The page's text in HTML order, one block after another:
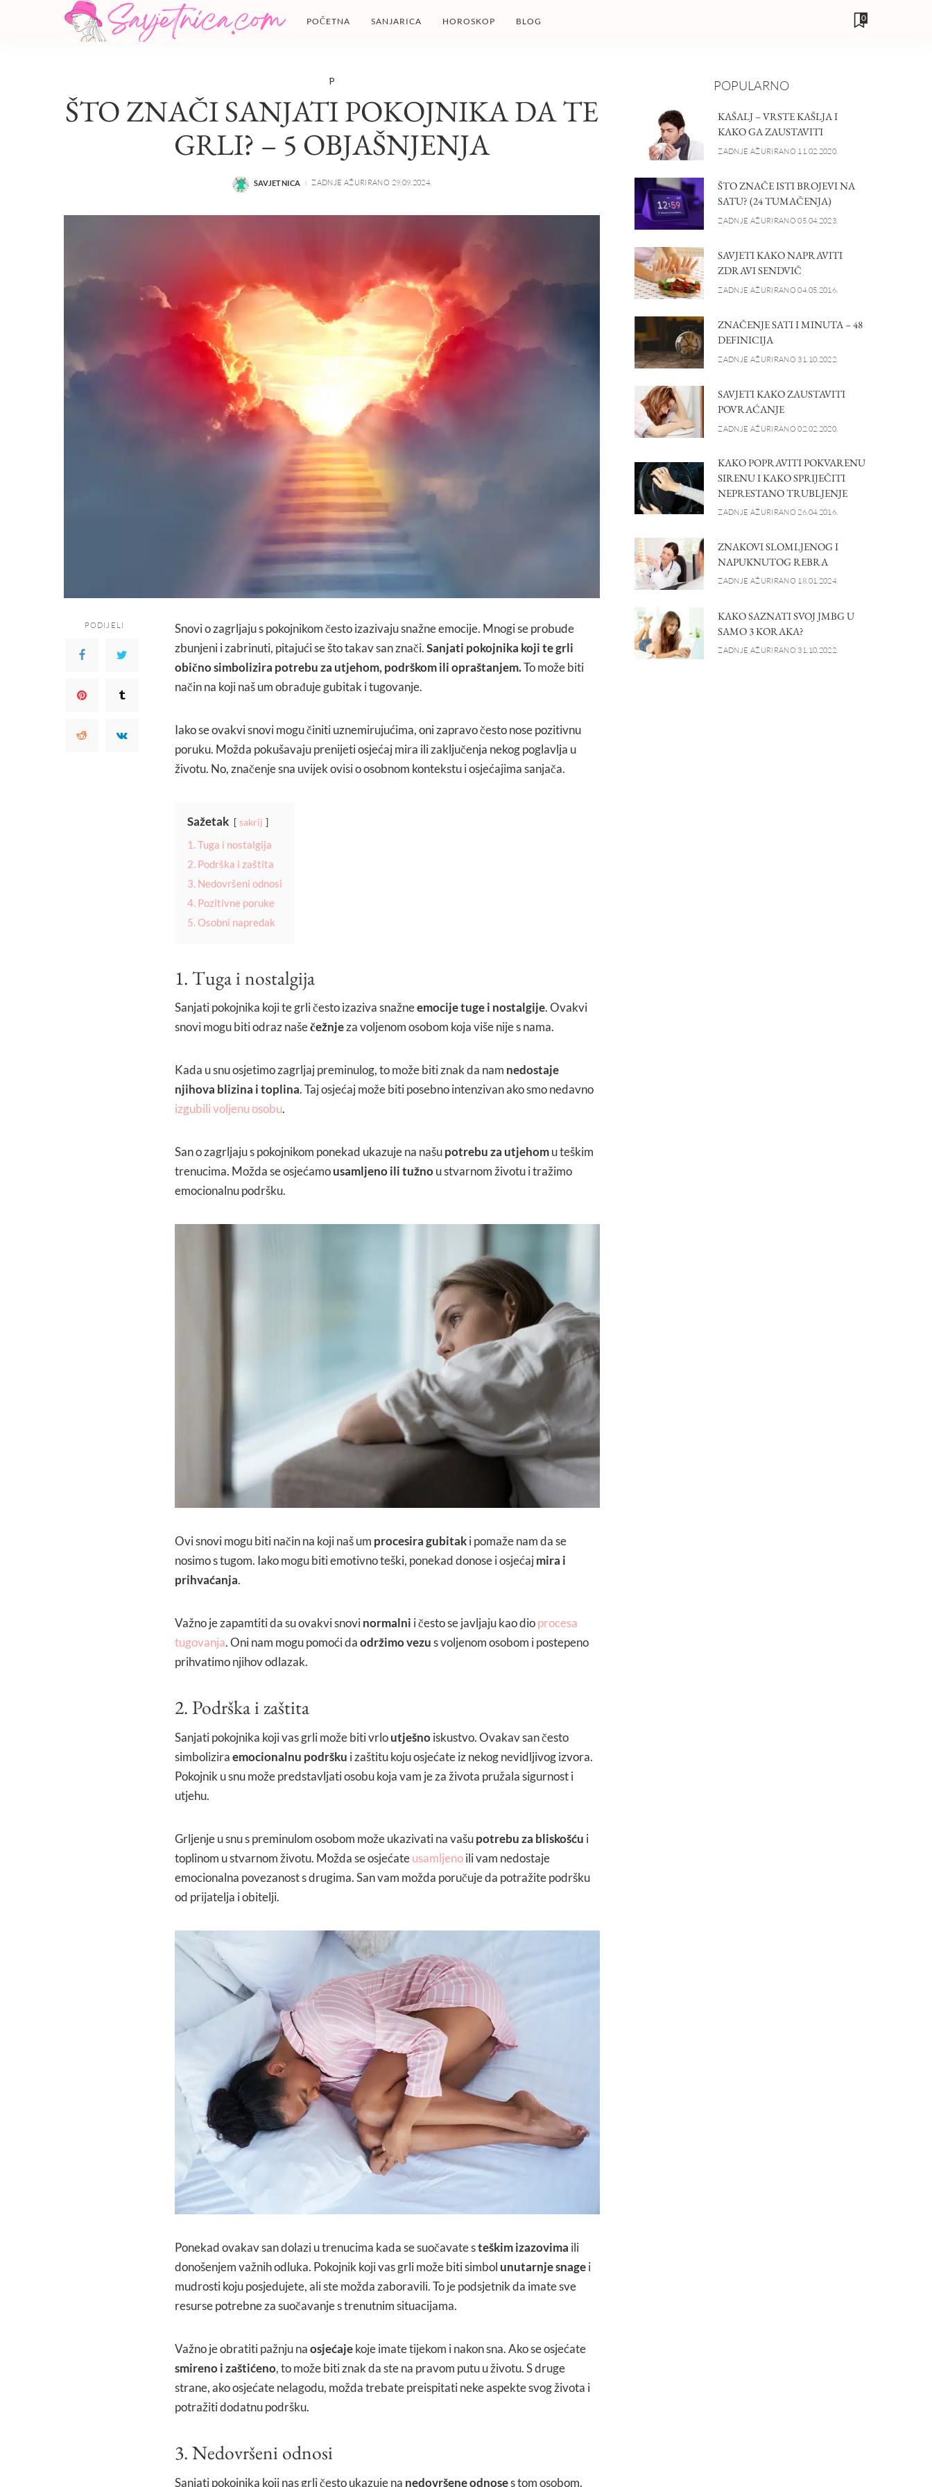
POČETNA SANJARICA HOROSKOP BLOG 0
P
ŠTO ZNAČI SANJATI POKOJNIKA DA TE
GRLI? – 5 OBJAŠNJENJA
POSTED
SAVJETNICA ZADNJE AŽURIRANO 29.09.2024.
PODIJELI
Snovi o zagrljaju s pokojnikom često izazivaju snažne emocije. Mnogi se probude
zbunjeni i zabrinuti, pitajući se što takav san znači.Sanjati pokojnika koji te grli
obično simbolizira potrebu za utjehom, podrškom ili opraštanjem.To može biti
način na koji naš um obrađuje gubitak i tugovanje.
Iako se ovakvi snovi mogu činiti uznemirujućima, oni zapravo često nose pozitivnu
poruku. Možda pokušavaju prenijeti osjećaj mira ili zaključenja nekog poglavlja u
životu. No, značenje sna uvijek ovisi o osobnom kontekstu i osjećajima sanjača.
Sažetak sakrij
1. Tuga i nostalgija
2. Podrška i zaštita
3. Nedovršeni odnosi
4. Pozitivne poruke
5. Osobni napredak
1. Tuga i nostalgija
Sanjati pokojnika koji te grli često izaziva snažneemocije tuge i nostalgije. Ovakvi
snovi mogu biti odraz našečežnjeza voljenom osobom koja više nije s nama.
Kada u snu osjetimo zagrljaj preminulog, to može biti znak da nam nedostaje
njihova blizina i toplina. Taj osjećaj može biti posebno intenzivan ako smo nedavno
izgubili voljenu osobu.
San o zagrljaju s pokojnikom ponekad ukazuje na našupotrebu za utjehomu teškim
trenucima. Možda se osjećamousamljeno ili tužnou stvarnom životu i tražimo
emocionalnu podršku.
Ovi snovi mogu biti način na koji naš um procesira gubitaki pomaže nam da se
nosimo s tugom. Iako mogu biti emotivno teški, ponekad donose i osjećajmira i
prihvaćanja.
Važno je zapamtiti da su ovakvi snovinormalni i često se javljaju kao dioprocesa
tugovanja. Oni nam mogu pomoći daodržimo vezus voljenom osobom i postepeno
prihvatimo njihov odlazak.
2. Podrška i zaštita
Sanjati pokojnika koji vas grli može biti vrloutješnoiskustvo. Ovakav san često
simboliziraemocionalnu podršku i zaštitu koju osjećate iz nekog nevidljivog izvora.
Pokojnik u snu može predstavljati osobu koja vam je za života pružala sigurnost i
utjehu.
Grljenje u snu s preminulom osobom može ukazivati na vašupotrebu za bliskošću i
toplinom u stvarnom životu. Možda se osjećateusamljenoili vam nedostaje
emocionalna povezanost s drugima. San vam možda poručuje da potražite podršku
od prijatelja i obitelji.
Ponekad ovakav san dolazi u trenucima kada se suočavate steškim izazovima ili
donošenjem važnih odluka. Pokojnik koji vas grli može biti simbol unutarnje snagei
mudrosti koju posjedujete, ali ste možda zaboravili. To je podsjetnik da imate sve
resurse potrebne za suočavanje s trenutnim situacijama.
Važno je obratiti pažnju naosjećajekoje imate tijekom i nakon sna. Ako se osjećate
smireno i zaštićeno, to može biti znak da ste na pravom putu u životu. S druge
strane, ako osjećate nelagodu, možda trebate preispitati neke aspekte svog života i
potražiti dodatnu podršku.
3. Nedovršeni odnosi
Sanjati pokojnika koji nas grli često ukazuje na nedovršene odnoses tom osobom.
POPULARNO
KAŠALJ – VRSTE KAŠLJA I
KAKO GA ZAUSTAVITI
ZADNJE AŽURIRANO 11.02.2020.
ŠTO ZNAČE ISTI BROJEVI NA
SATU? (24 TUMAČENJA)
ZADNJE AŽURIRANO 05.04.2023.
SAVJETI KAKO NAPRAVITI
ZDRAVI SENDVIČ
ZADNJE AŽURIRANO 04.05.2016.
ZNAČENJE SATI I MINUTA – 48
DEFINICIJA
ZADNJE AŽURIRANO 31.10.2022.
SAVJETI KAKO ZAUSTAVITI
POVRAĆANJE
ZADNJE AŽURIRANO 02.02.2020.
KAKO POPRAVITI POKVARENU
SIRENU I KAKO SPRIJEČITI
NEPRESTANO TRUBLJENJE
ZADNJE AŽURIRANO 26.04.2016.
ZNAKOVI SLOMLJENOG I
NAPUKNUTOG REBRA
ZADNJE AŽURIRANO 18.01.2024.
KAKO SAZNATI SVOJ JMBG U
SAMO 3 KORAKA?
ZADNJE AŽURIRANO 31.10.2022.